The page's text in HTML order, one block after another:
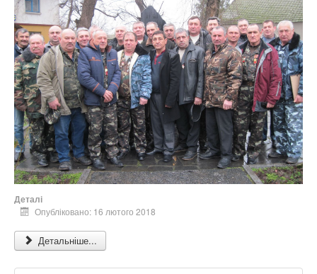
Деталі
Опубліковано: 16 лютого 2018
Детальніше...